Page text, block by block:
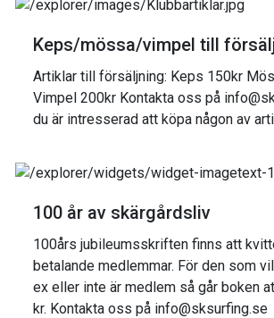
Keps/mössa/vimpel till
Artiklar till försäljning: Keps 150kr
Vimpel 200kr Kontakta oss på
du är intresserad att köpa någon av
100 år av skärgårdsliv
100års jubileumsskriften finns att
betalande medlemmar. För den som
ex eller inte är medlem så går boken
kr. Kontakta oss på info@sksurfing.se